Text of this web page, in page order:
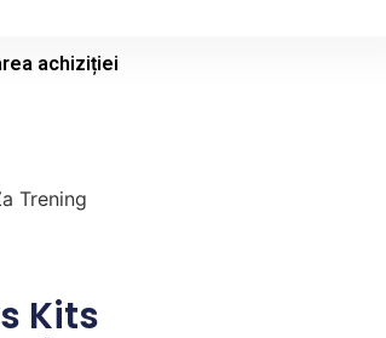
achiziției
Trening
Kits